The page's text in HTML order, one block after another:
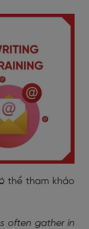
thể tham khảo
often gather in